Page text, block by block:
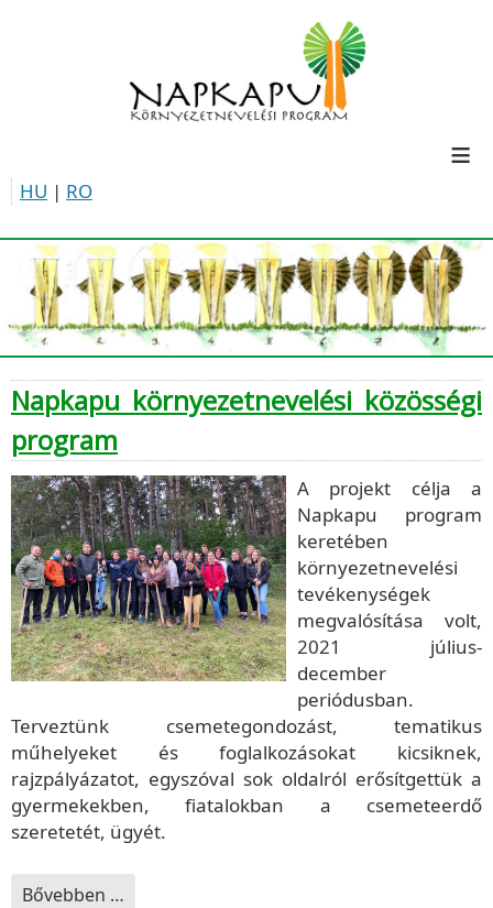
≡
HU | RO
Napkapu környezetnevelési közösségi
program
A projekt célja a
Napkapu program
keretében
környezetnevelési
tevékenységek
megvalósítása volt,
2021 július-
december
periódusban.
Terveztünk csemetegondozást, tematikus
műhelyeket és foglalkozásokat kicsiknek,
rajzpályázatot, egyszóval sok oldalról erősítgettük a
gyermekekben, fiatalokban a csemeteerdő
szeretetét, ügyét.
Bővebben …